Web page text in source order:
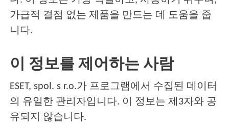
가급적 결점 없는 제품을 만드는 데 도움을 줍
니다.
이 정보를 제어하는 사람
ESET, spol. s r.o.가 프로그램에서 수집된 데이터
의 유일한 관리자입니다. 이 정보는 제3자와 공
유되지 않습니다.